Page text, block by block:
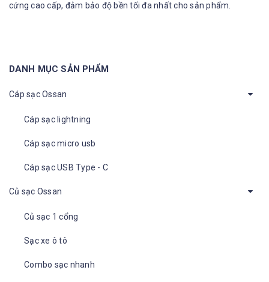
cứng cao cấp, đảm bảo độ bền tối đa nhất cho sản phẩm.
DANH MỤC SẢN PHẨM
Cáp sạc Ossan
Cáp sạc lightning
Cáp sạc micro usb
Cáp sạc USB Type - C
Củ sạc Ossan
Củ sạc 1 cổng
Sạc xe ô tô
Combo sạc nhanh